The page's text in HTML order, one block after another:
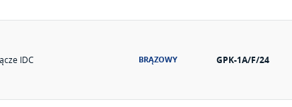
IDC BRĄZOWY GPK-1A/F/24